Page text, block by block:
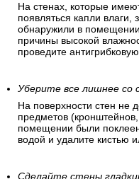
На стенах, которые
появляться капли влаги,
обнаружили в помещении
причины высокой
проведите
Уберите все лишнее со
На поверхности стен не
предметов
помещении были
водой и удалите кистью
Сделайте стены